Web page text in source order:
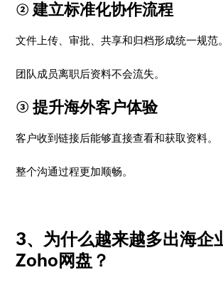
② 建立标准化协作流程
文件上传、审批、共享和归档形成统一规范。
团队成员离职后资料不会流失。
③ 提升海外客户体验
客户收到链接后能够直接查看和获取资料。
整个沟通过程更加顺畅。
3、为什么越来越多出海企
Zoho网盘？